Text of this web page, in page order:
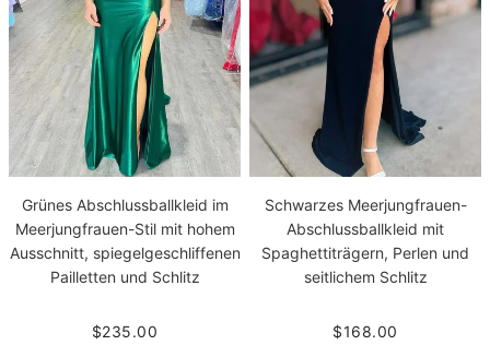
Grünes Abschlussballkleid im
Meerjungfrauen-Stil mit hohem
Ausschnitt, spiegelgeschliffenen
Pailletten und Schlitz
$235.00
Schwarzes Meerjungfrauen-
Abschlussballkleid mit
Spaghettiträgern, Perlen und
seitlichem Schlitz
$168.00